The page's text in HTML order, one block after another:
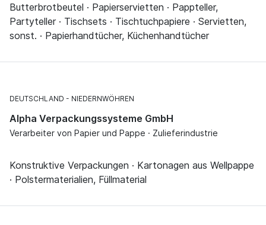
Butterbrotbeutel · Papierservietten · Pappteller,
Partyteller · Tischsets · Tischtuchpapiere · Servietten,
sonst. · Papierhandtücher, Küchenhandtücher
DEUTSCHLAND NIEDERNWÖHREN
Alpha Verpackungssysteme GmbH
Verarbeiter von Papier und Pappe · Zulieferindustrie
Konstruktive Verpackungen · Kartonagen aus Wellpappe
· Polstermaterialien, Füllmaterial